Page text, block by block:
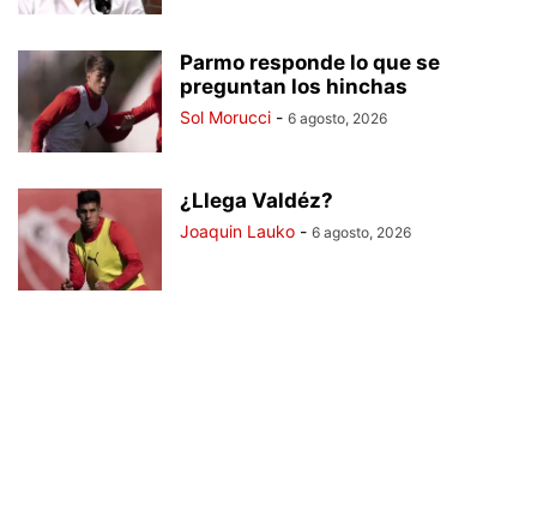
Parmo responde lo que se
preguntan los hinchas
Sol Morucci - 6 agosto, 2026
¿Llega Valdéz?
Joaquin Lauko - 6 agosto, 2026